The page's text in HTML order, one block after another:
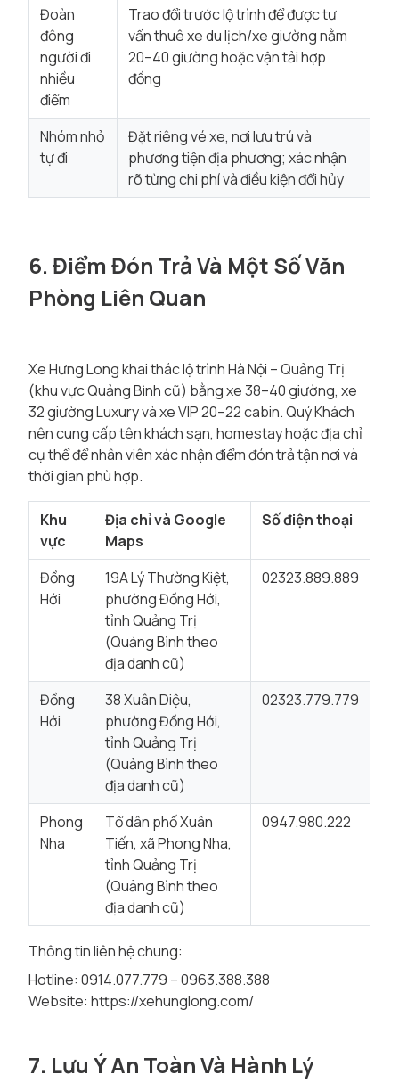
Đoàn
đông
người đi
nhiều
điểm
Trao đổi trước lộ trình để được tư
vấn thuê xe du lịch/xe giường nằm
20–40 giường hoặc vận tải hợp
đồng
Nhóm nhỏ
tự đi
Đặt riêng vé xe, nơi lưu trú và
phương tiện địa phương; xác nhận
rõ từng chi phí và điều kiện đổi hủy
6. Điểm Đón Trả Và Một Số Văn
Phòng Liên Quan
Xe Hưng Long khai thác lộ trình Hà Nội – Quảng Trị
(khu vực Quảng Bình cũ) bằng xe 38–40 giường, xe
32 giường Luxury và xe VIP 20–22 cabin. Quý Khách
nên cung cấp tên khách sạn, homestay hoặc địa chỉ
cụ thể để nhân viên xác nhận điểm đón trả tận nơi và
thời gian phù hợp.
Khu
vực
Địa chỉ và Google
Maps
Số điện thoại
Đồng
Hới
19A Lý Thường Kiệt,
phường Đồng Hới,
tỉnh Quảng Trị
(Quảng Bình theo
địa danh cũ)
02323.889.889
Đồng
Hới
38 Xuân Diệu,
phường Đồng Hới,
tỉnh Quảng Trị
(Quảng Bình theo
địa danh cũ)
02323.779.779
Phong
Nha
Tổ dân phố Xuân
Tiến, xã Phong Nha,
tỉnh Quảng Trị
(Quảng Bình theo
địa danh cũ)
0947.980.222
Thông tin liên hệ chung:
Hotline: 0914.077.779 – 0963.388.388
Website: https://xehunglong.com/
7. Lưu Ý An Toàn Và Hành Lý